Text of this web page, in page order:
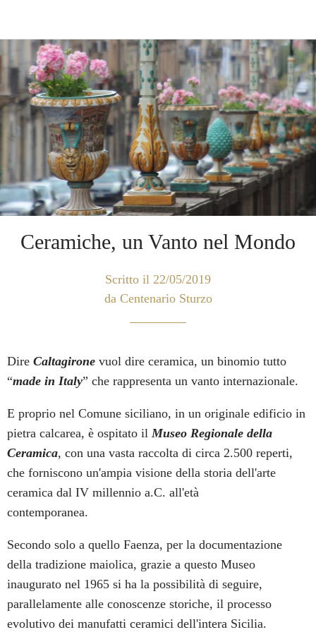
Ceramiche, un Vanto nel Mondo
Scritto il 22/05/2019
da Centenario Sturzo
Dire Caltagirone vuol dire ceramica, un binomio tutto
“made in Italy” che rappresenta un vanto internazionale.
E proprio nel Comune siciliano, in un originale edificio in
pietra calcarea, è ospitato il Museo Regionale della
Ceramica, con una vasta raccolta di circa 2.500 reperti,
che forniscono un'ampia visione della storia dell'arte
ceramica dal IV millennio a.C. all'età
contemporanea.
Secondo solo a quello Faenza, per la documentazione
della tradizione maiolica, grazie a questo Museo
inaugurato nel 1965 si ha la possibilità di seguire,
parallelamente alle conoscenze storiche, il processo
evolutivo dei manufatti ceramici dell'intera Sicilia.